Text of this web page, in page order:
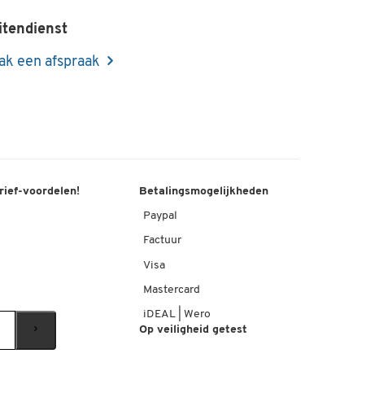
een afspraak
voordelen! Betalingsmogelijkheden
Paypal
Factuur
Visa
Mastercard
iDEAL | Wero
Op veiligheid getest